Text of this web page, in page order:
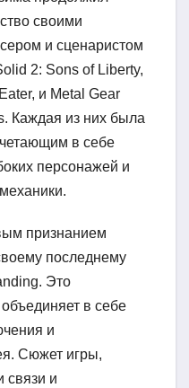
своими
и сценаристом
2: Sons of Liberty,
и Metal Gear
Каждая из них была
в себе
персонажей и
признанием
последнему
Это
в себе
и
Сюжет игры,
связи и